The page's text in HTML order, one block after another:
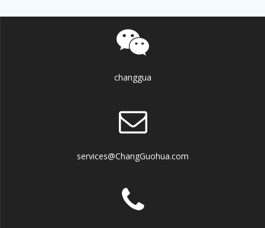
changgua
services@ChangGuohua.com